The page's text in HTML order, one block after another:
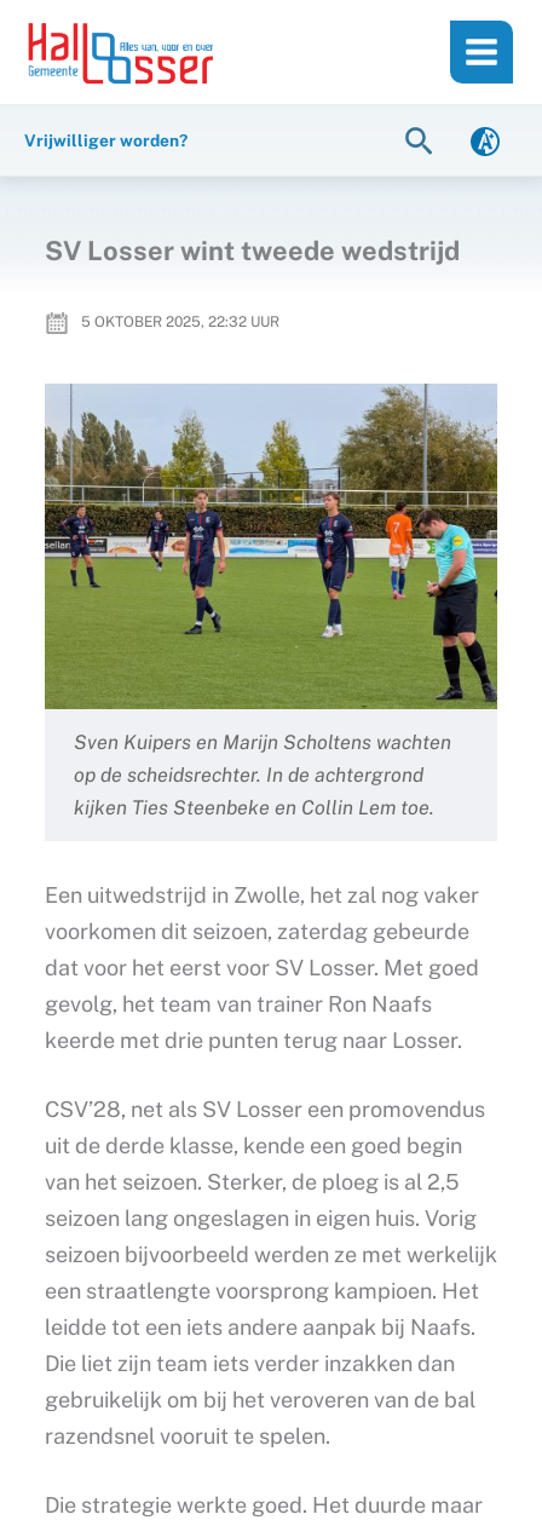
inhoud
naar
Vrijwilliger worden? Zoeken
SV Losser wint tweede wedstrijd
5 OKTOBER 2025, 22:32UUR
Sven Kuipers en Marijn Scholtens wachten
op de scheidsrechter. In de achtergrond
kijken Ties Steenbeke en Collin Lem toe.
Een uitwedstrijd in Zwolle, het zal nog vaker
voorkomen dit seizoen, zaterdag gebeurde
dat voor het eerst voor SV Losser. Met goed
gevolg, het team van trainer Ron Naafs
keerde met drie punten terug naar Losser.
CSV’28, net als SV Losser een promovendus
uit de derde klasse, kende een goed begin
van het seizoen. Sterker, de ploeg is al 2,5
seizoen lang ongeslagen in eigen huis. Vorig
seizoen bijvoorbeeld werden ze met werkelijk
een straatlengte voorsprong kampioen. Het
leidde tot een iets andere aanpak bij Naafs.
Die liet zijn team iets verder inzakken dan
gebruikelijk om bij het veroveren van de bal
razendsnel vooruit te spelen.
Die strategie werkte goed. Het duurde maar